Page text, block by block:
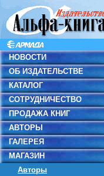
НОВОСТИ
ОБ ИЗДАТЕЛЬСТВЕ
КАТАЛОГ
СОТРУДНИЧЕСТВО
ПРОДАЖА КНИГ
АВТОРЫ
ГАЛЕРЕЯ
МАГАЗИН
Авторы